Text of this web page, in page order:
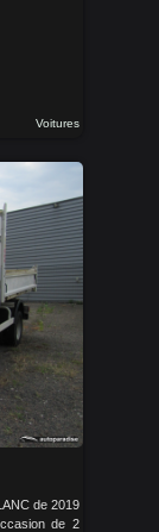
Voitures
de 2019
de 2